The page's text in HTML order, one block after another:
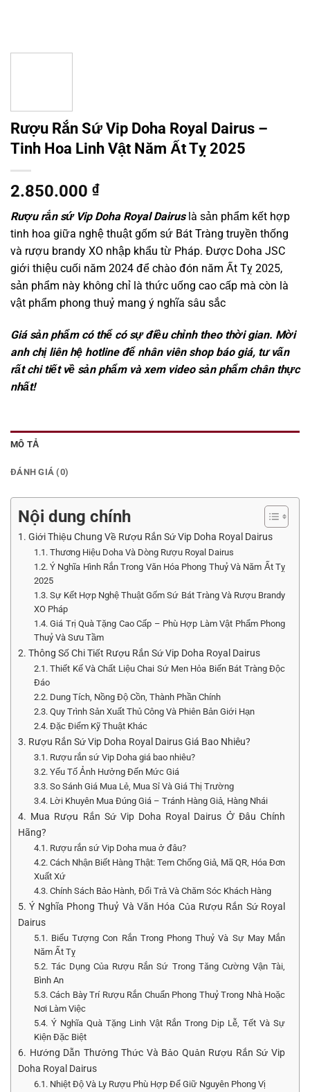
Rượu Rắn Sứ Vip Doha Royal Dairus –
Tinh Hoa Linh Vật Năm Ất Tỵ 2025
2.850.000 ₫
Rượu rắn sứ Vip Doha Royal Dairuslà sản phẩm kết hợp
tinh hoa giữa nghệ thuật gốm sứ Bát Tràng truyền thống
và rượu brandy XO nhập khẩu từ Pháp. Được Doha JSC
giới thiệu cuối năm 2024 để chào đón năm Ất Tỵ 2025,
sản phẩm này không chỉ là thức uống cao cấp mà còn là
vật phẩm phong thuỷ mang ý nghĩa sâu sắc
Giá sản phẩm có thể có sự điều chỉnh theo thời gian. Mời
anh chị liên hệ hotline để nhân viên shop báo giá, tư vấn
rất chi tiết về sản phẩm và xem video sản phẩm chân thực
nhất!
MÔ TẢ
ĐÁNH GIÁ (0)
Nội dung chính
1. Giới Thiệu Chung Về Rượu Rắn Sứ Vip Doha Royal Dairus
1.1. Thương Hiệu Doha Và Dòng Rượu Royal Dairus
1.2. Ý Nghĩa Hình Rắn Trong Văn Hóa Phong Thuỷ Và Năm Ất Tỵ
2025
1.3. Sự Kết Hợp Nghệ Thuật Gốm Sứ Bát Tràng Và Rượu Brandy
XO Pháp
1.4. Giá Trị Quà Tặng Cao Cấp – Phù Hợp Làm Vật Phẩm Phong
Thuỷ Và Sưu Tầm
2. Thông Số Chi Tiết Rượu Rắn Sứ Vip Doha Royal Dairus
2.1. Thiết Kế Và Chất Liệu Chai Sứ Men Hỏa Biến Bát Tràng Độc
Đáo
2.2. Dung Tích, Nồng Độ Cồn, Thành Phần Chính
2.3. Quy Trình Sản Xuất Thủ Công Và Phiên Bản Giới Hạn
2.4. Đặc Điểm Kỹ Thuật Khác
3. Rượu Rắn Sứ Vip Doha Royal Dairus Giá Bao Nhiêu?
3.1. Rượu rắn sứ Vip Doha giá bao nhiêu?
3.2. Yếu Tố Ảnh Hưởng Đến Mức Giá
3.3. So Sánh Giá Mua Lẻ, Mua Sỉ Và Giá Thị Trường
3.4. Lời Khuyên Mua Đúng Giá – Tránh Hàng Giả, Hàng Nhái
4. Mua Rượu Rắn Sứ Vip Doha Royal Dairus Ở Đâu Chính
Hãng?
4.1. Rượu rắn sứ Vip Doha mua ở đâu?
4.2. Cách Nhận Biết Hàng Thật: Tem Chống Giả, Mã QR, Hóa Đơn
Xuất Xứ
4.3. Chính Sách Bảo Hành, Đổi Trả Và Chăm Sóc Khách Hàng
5. Ý Nghĩa Phong Thuỷ Và Văn Hóa Của Rượu Rắn Sứ Royal
Dairus
5.1. Biểu Tượng Con Rắn Trong Phong Thuỷ Và Sự May Mắn
Năm Ất Tỵ
5.2. Tác Dụng Của Rượu Rắn Sứ Trong Tăng Cường Vận Tài,
Bình An
5.3. Cách Bày Trí Rượu Rắn Chuẩn Phong Thuỷ Trong Nhà Hoặc
Nơi Làm Việc
5.4. Ý Nghĩa Quà Tặng Linh Vật Rắn Trong Dịp Lễ, Tết Và Sự
Kiện Đặc Biệt
6. Hướng Dẫn Thưởng Thức Và Bảo Quản Rượu Rắn Sứ Vip
Doha Royal Dairus
6.1. Nhiệt Độ Và Ly Rượu Phù Hợp Để Giữ Nguyên Phong Vị